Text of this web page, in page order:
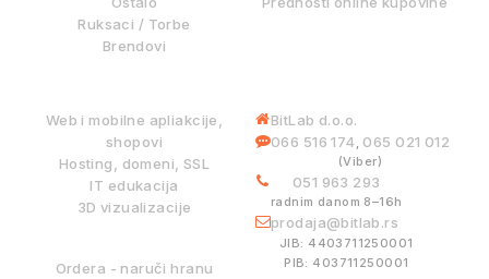
Ruksaci / Torbe
Brendovi
Web i mobilne apliakcije,
shopovi
Hosting, domeni, SSL
IT edukacija
3D vizualizacije
Ordera - naruči hranu
BitLab d.o.o.
066 516 174, 065 021 012
(Viber)
051 963 293
radnim danom 8–16h
prodaja@bitlab.rs
JIB: 4403711250001
PIB: 403711250001